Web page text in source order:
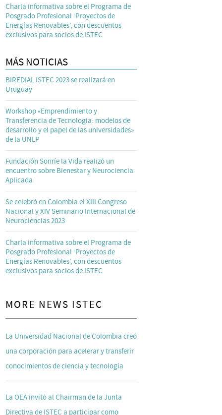
Charla informativa sobre el Programa de
Posgrado Profesional ‘Proyectos de
Energías Renovables’, con descuentos
exclusivos para socios de ISTEC
MÁS NOTICIAS
BIREDIAL ISTEC 2023 se realizará en
Uruguay
Workshop «Emprendimiento y
Transferencia de Tecnología: modelos de
desarrollo y el papel de las universidades»
de la UNLP
Fundación Sonríe la Vida realizó un
encuentro sobre Bienestar y Neurociencia
Aplicada
Se celebró en Colombia el XIII Congreso
Nacional y XIV Seminario Internacional de
Neurociencias 2023
Charla informativa sobre el Programa de
Posgrado Profesional ‘Proyectos de
Energías Renovables’, con descuentos
exclusivos para socios de ISTEC
MORE NEWS ISTEC
La Universidad Nacional de Colombia creó
una corporación para acelerar y transferir
conocimientos de ciencia y tecnología
La OEA invitó al Chairman de la Junta
Directiva de ISTEC a participar como